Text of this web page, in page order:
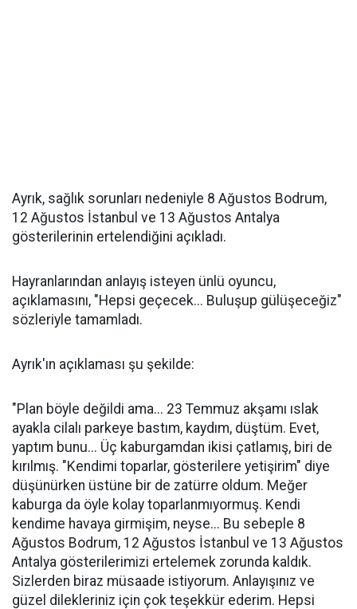
Ayrık, sağlık sorunları nedeniyle 8 Ağustos Bodrum,
12 Ağustos İstanbul ve 13 Ağustos Antalya
gösterilerinin ertelendiğini açıkladı.
Hayranlarından anlayış isteyen ünlü oyuncu,
açıklamasını, "Hepsi geçecek... Buluşup gülüşeceğiz"
sözleriyle tamamladı.
Ayrık'ın açıklaması şu şekilde:
"Plan böyle değildi ama... 23 Temmuz akşamı ıslak
ayakla cilalı parkeye bastım, kaydım, düştüm. Evet,
yaptım bunu... Üç kaburgamdan ikisi çatlamış, biri de
kırılmış. "Kendimi toparlar, gösterilere yetişirim" diye
düşünürken üstüne bir de zatürre oldum. Meğer
kaburga da öyle kolay toparlanmıyormuş. Kendi
kendime havaya girmişim, neyse... Bu sebeple 8
Ağustos Bodrum, 12 Ağustos İstanbul ve 13 Ağustos
Antalya gösterilerimizi ertelemek zorunda kaldık.
Sizlerden biraz müsaade istiyorum. Anlayışınız ve
güzel dilekleriniz için çok teşekkür ederim. Hepsi